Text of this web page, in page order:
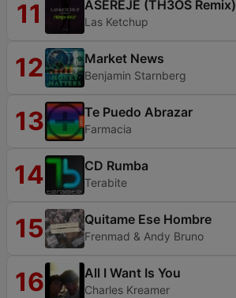
11 ASEREJE (TH3OS Remix)
Las Ketchup
12 Market News
Benjamin Starnberg
13 Te Puedo Abrazar
Farmacia
14 CD Rumba
Terabite
15 Quitame Ese Hombre
Frenmad & Andy Bruno
16 All I Want Is You
Charles Kreamer